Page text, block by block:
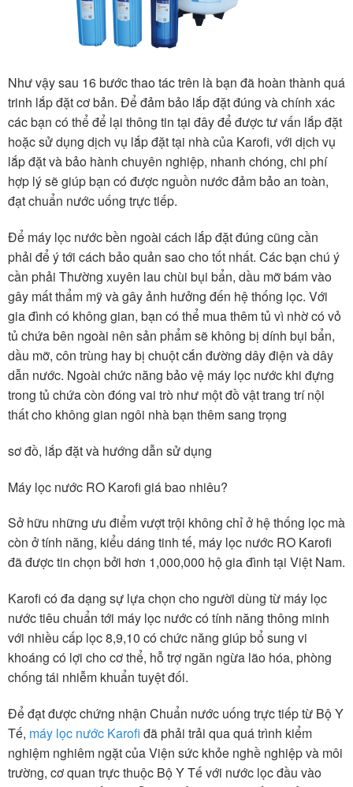
Như vậy sau 16 bước thao tác trên là bạn đã hoàn thành quá
trinh lắp đặt cơ bản. Để đảm bảo lắp đặt đúng và chính xác
các bạn có thể để lại thông tin tại đây để được tư vấn lắp đặt
hoặc sử dụng dịch vụ lắp đặt tại nhà của Karofi, với dịch vụ
lắp đặt và bảo hành chuyên nghiệp, nhanh chóng, chi phí
hợp lý sẽ giúp bạn có được nguồn nước đảm bảo an toàn,
đạt chuẩn nước uống trực tiếp.
Để máy lọc nước bền ngoài cách lắp đặt đúng cũng cần
phải để ý tới cách bảo quản sao cho tốt nhất. Các bạn chú ý
cần phải Thường xuyên lau chùi bụi bẩn, dầu mỡ bám vào
gây mất thẩm mỹ và gây ảnh hưởng đến hệ thống lọc. Với
gia đình có không gian, bạn có thể mua thêm tủ vì nhờ có vỏ
tủ chứa bên ngoài nên sản phẩm sẽ không bị dính bụi bẩn,
dầu mỡ, côn trùng hay bị chuột cắn đường dây điện và dây
dẫn nước. Ngoài chức năng bảo vệ máy lọc nước khi đựng
trong tủ chứa còn đóng vai trò như một đồ vật trang trí nội
thất cho không gian ngôi nhà bạn thêm sang trọng
sơ đồ, lắp đặt và hướng dẫn sử dụng
Máy lọc nước RO Karofi giá bao nhiêu?
Sở hữu những ưu điểm vượt trội không chỉ ở hệ thống lọc mà
còn ở tính năng, kiểu dáng tinh tế, máy lọc nước RO Karofi
đã được tin chọn bởi hơn 1,000,000 hộ gia đình tại Việt Nam.
Karofi có đa dạng sự lựa chọn cho người dùng từ máy lọc
nước tiêu chuẩn tới máy lọc nước có tính năng thông minh
với nhiều cấp lọc 8,9,10 có chức năng giúp bổ sung vi
khoáng có lợi cho cơ thể, hỗ trợ ngăn ngừa lão hóa, phòng
chống tái nhiễm khuẩn tuyệt đối.
Để đạt được chứng nhận Chuẩn nước uống trực tiếp từ Bộ Y
Tế, máy lọc nước Karofi đã phải trải qua quá trình kiểm
nghiệm nghiêm ngặt của Viện sức khỏe nghề nghiệp và môi
trường, cơ quan trực thuộc Bộ Y Tế với nước lọc đầu vào